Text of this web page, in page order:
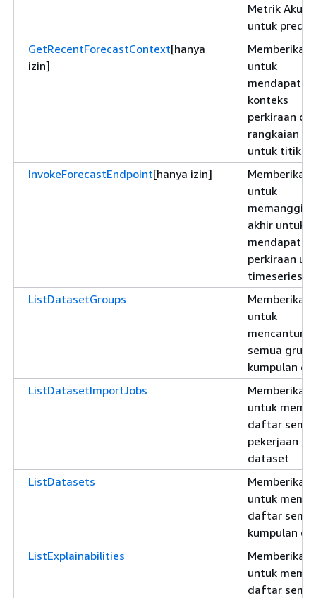
Metrik
untuk
GetRecentForecastContext[hanya
izin]
Memberikan
untuk
konteks
perkiraan
rangkaian
untuk titik
InvokeForecastEndpoint[hanya izin]
Memberikan
untuk
memanggil
akhir untuk
perkiraan
timeseries
ListDatasetGroups
Memberikan
untuk
semua grup
kumpulan
ListDatasetImportJobs
Memberikan
untuk
daftar
pekerjaan
dataset
ListDatasets
Memberikan
untuk
daftar
kumpulan
ListExplainabilities
Memberikan
untuk
daftar